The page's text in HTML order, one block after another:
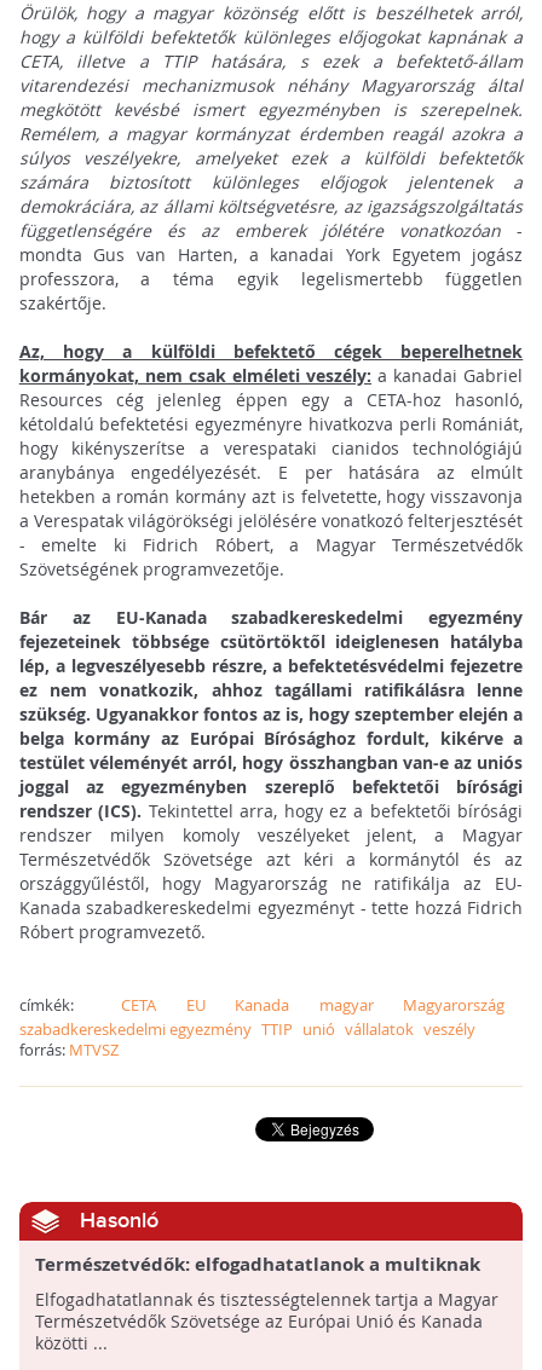
Örülök, hogy a magyar közönség előtt is beszélhetek arról,
hogy a külföldi befektetők különleges előjogokat kapnának a
CETA, illetve a TTIP hatására, s ezek a befektető-állam
vitarendezési mechanizmusok néhány Magyarország által
megkötött kevésbé ismert egyezményben is szerepelnek.
Remélem, a magyar kormányzat érdemben reagál azokra a
súlyos veszélyekre, amelyeket ezek a külföldi befektetők
számára biztosított különleges előjogok jelentenek a
demokráciára, az állami költségvetésre, az igazságszolgáltatás
függetlenségére és az emberek jólétére vonatkozóan -
mondta Gus van Harten, a kanadai York Egyetem jogász
professzora, a téma egyik legelismertebb független
szakértője.
Az, hogy a külföldi befektető cégek beperelhetnek
kormányokat, nem csak elméleti veszély: a kanadai Gabriel
Resources cég jelenleg éppen egy a CETA-hoz hasonló,
kétoldalú befektetési egyezményre hivatkozva perli Romániát,
hogy kikényszerítse a verespataki cianidos technológiájú
aranybánya engedélyezését. E per hatására az elmúlt
hetekben a román kormány azt is felvetette, hogy visszavonja
a Verespatak világörökségi jelölésére vonatkozó felterjesztését
- emelte ki Fidrich Róbert, a Magyar Természetvédők
Szövetségének programvezetője.
Bár az EU-Kanada szabadkereskedelmi egyezmény
fejezeteinek többsége csütörtöktől ideiglenesen hatályba
lép, a legveszélyesebb részre, a befektetésvédelmi fejezetre
ez nem vonatkozik, ahhoz tagállami ratifikálásra lenne
szükség. Ugyanakkor fontos az is, hogy szeptember elején a
belga kormány az Európai Bírósághoz fordult, kikérve a
testület véleményét arról, hogy összhangban van-e az uniós
joggal az egyezményben szereplő befektetői bírósági
rendszer (ICS). Tekintettel arra, hogy ez a befektetői bírósági
rendszer milyen komoly veszélyeket jelent, a Magyar
Természetvédők Szövetsége azt kéri a kormánytól és az
országgyűléstől, hogy Magyarország ne ratifikálja az EU-
Kanada szabadkereskedelmi egyezményt - tette hozzá Fidrich
Róbert programvezető.
címkék: CETA EU Kanada magyar
Magyarország
szabadkereskedelmi egyezmény TTIP unió vállalatok veszély
forrás: MTVSZ
Hasonló
Természetvédők: elfogadhatatlanok a multiknak
adott előjogok
Elfogadhatatlannak és tisztességtelennek tartja a Magyar
Természetvédők Szövetsége az Európai Unió és Kanada
közötti ...